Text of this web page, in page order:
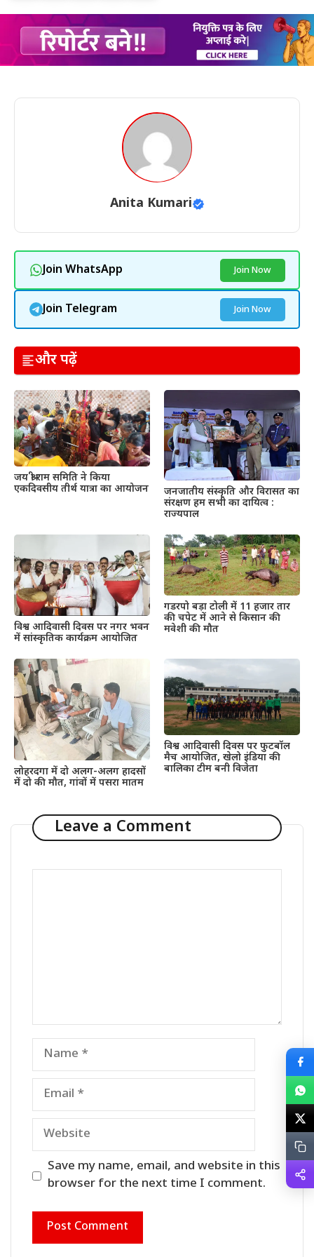
Anita Kumari
Join WhatsApp Join Now
Join Telegram Join Now
और पढ़ें
जय श्री राम समिति ने किया
एकदिवसीय तीर्थ यात्रा का आयोजन
जनजातीय संस्कृति और विरासत का
संरक्षण हम सभी का दायित्व :
राज्यपाल
विश्व आदिवासी दिवस पर नगर भवन
में सांस्कृतिक कार्यक्रम आयोजित
गडरपो बड़ा टोली में 11 हजार तार
की चपेट में आने से किसान की
मवेशी की मौत
लोहरदगा में दो अलग-अलग हादसों
में दो की मौत, गांवों में पसरा मातम
विश्व आदिवासी दिवस पर फुटबॉल
मैच आयोजित, खेलो इंडिया की
बालिका टीम बनी विजेता
Leave a Comment
Name
Email
Website
Save my name, email, and website in this
browser for the next time I comment.